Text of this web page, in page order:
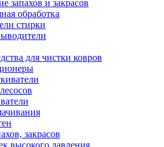
запахов и закрасов
обработка
стирки
для чистки ковров
закрасов
высокого давления